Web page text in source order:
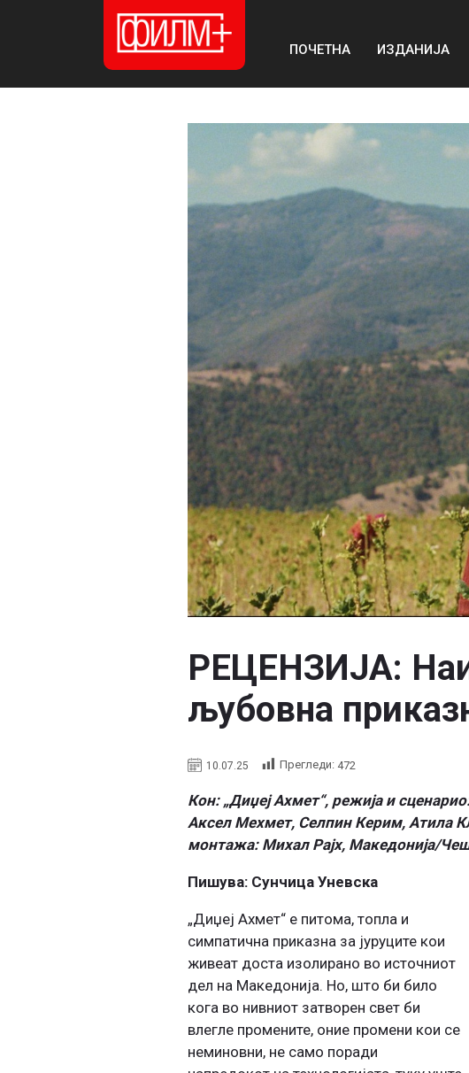
ПОЧЕТНА ИЗДАНИЈА
РEЦЕНЗИЈА:
љубовна
10.07.25 Прегледи: 472
Кон: „Диџеј Ахмет“, режија и
Аксел Мехмет, Селпин Керим, Атила
монтажа: Михал Рајх, Македонија/
Пишува: Сунчица Уневска
„Диџеј Ахмет“ е питома, топла и
симпатична приказна за јуруците кои
живеат доста изолирано во источниот
дел на Македонија. Но, што би било
кога во нивниот затворен свет би
влегле промените, оние промени кои се
неминовни, не само поради